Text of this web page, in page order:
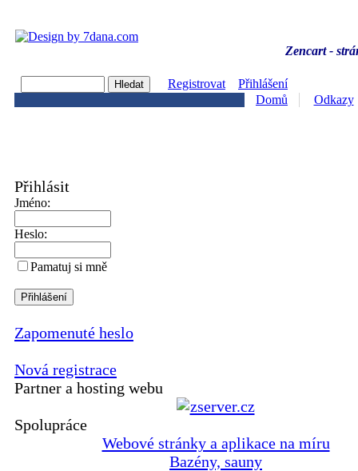
Zencart -
Registrovat
Přihlášení
Domů
Odkazy
Přihlásit
Jméno:
Heslo:
Pamatuj si mně
Zapomenuté heslo
Nová registrace
Partner a hosting webu
Spolupráce
Webové stránky a aplikace na míru
Bazény, sauny